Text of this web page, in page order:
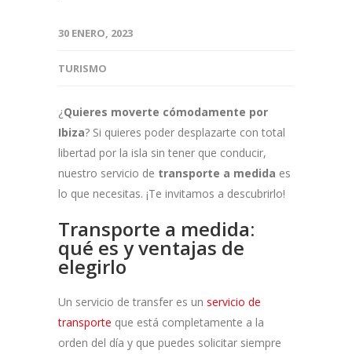
30 ENERO, 2023
TURISMO
¿Quieres moverte cómodamente por
Ibiza? Si quieres poder desplazarte con total
libertad por la isla sin tener que conducir,
nuestro servicio de transporte a medida es
lo que necesitas. ¡Te invitamos a descubrirlo!
Transporte a medida:
qué es y ventajas de
elegirlo
Un servicio de transfer es un servicio de
transporte que está completamente a la
orden del día y que puedes solicitar siempre